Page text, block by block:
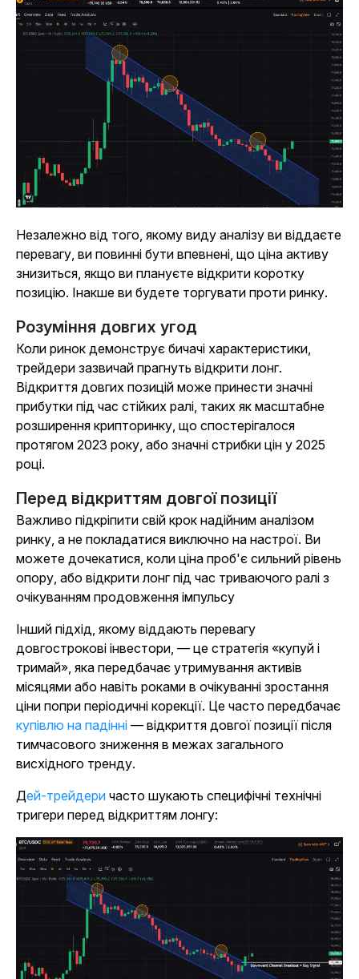
Незалежно від того, якому виду аналізу ви віддаєте
перевагу, ви повинні бути впевнені, що ціна активу
знизиться, якщо ви плануєте відкрити коротку
позицію. Інакше ви будете торгувати проти ринку.
Розуміння довгих угод
Коли ринок демонструє бичачі характеристики,
трейдери зазвичай прагнуть відкрити лонг.
Відкриття довгих позицій може принести значні
прибутки під час стійких ралі, таких як масштабне
розширення крипторинку, що спостерігалося
протягом 2023 року, або значні стрибки цін у 2025
році.
Перед відкриттям довгої позиції
Важливо підкріпити свій крок надійним аналізом
ринку, а не покладатися виключно на настрої. Ви
можете дочекатися, коли ціна проб'є сильний рівень
опору, або відкрити лонг під час триваючого ралі з
очікуванням продовження імпульсу
Інший підхід, якому віддають перевагу
довгострокові інвестори, — це стратегія «купуй і
тримай», яка передбачає утримування активів
місяцями або навіть роками в очікуванні зростання
ціни попри періодичні корекції. Це часто передбачає
купівлю на падінні — відкриття довгої позиції після
тимчасового зниження в межах загального
висхідного тренду.
Дей-трейдери часто шукають специфічні технічні
тригери перед відкриттям лонгу: